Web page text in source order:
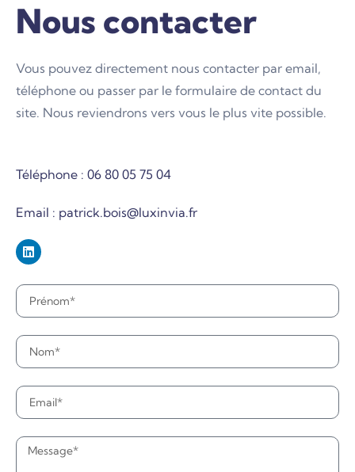
Nous contacter
Vous pouvez directement nous contacter par email,
téléphone ou passer par le formulaire de contact du
site. Nous reviendrons vers vous le plus vite possible.
Téléphone : 06 80 05 75 04
Email : patrick.bois@luxinvia.fr